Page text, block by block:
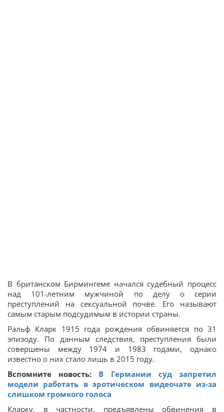
В британском Бирмингеме начался судебный процесс
над 101-летним мужчиной по делу о серии
преступлений на сексуальной почве. Его называют
самым старым подсудимым в истории страны.
Ральф Кларк 1915 года рождения обвиняется по 31
эпизоду. По данным следствия, преступления были
совершены между 1974 и 1983 годами, однако
известно о них стало лишь в 2015 году.
Вспомните новость: В Германии суд запретил
модели работать в эротическом видеочате из-за
слишком громкого голоса
Кларку, в частности, предъявлены обвинения в